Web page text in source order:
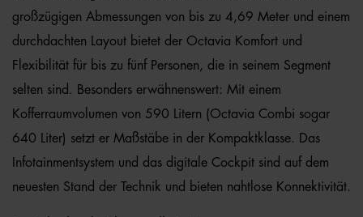
großzügigen Abmessungen von bis zu 4,69 Meter und einem
durchdachten Layout bietet der Octavia Komfort und
Flexibilität für bis zu fünf Personen, die in seinem Segment
selten sind. Besonders erwähnenswert: Mit einem
Kofferraumvolumen von 590 Litern (Octavia Combi sogar
640 Liter) setzt er Maßstäbe in der Kompaktklasse. Das
Infotainmentsystem und das digitale Cockpit sind auf dem
neuesten Stand der Technik und bieten nahtlose Konnektivität.